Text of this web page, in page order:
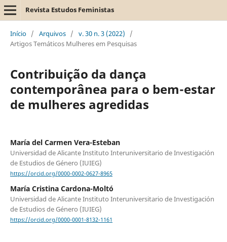
Revista Estudos Feministas
Início / Arquivos / v. 30 n. 3 (2022)
/
Artigos Temáticos Mulheres em Pesquisas
Contribuição da dança
contemporânea para o bem-estar
de mulheres agredidas
María del Carmen Vera-Esteban
Universidad de Alicante Instituto Interuniversitario de Investigación
de Estudios de Género (IUIEG)
https://orcid.org/0000-0002-0627-8965
María Cristina Cardona-Moltó
Universidad de Alicante Instituto Interuniversitario de Investigación
de Estudios de Género (IUIEG)
https://orcid.org/0000-0001-8132-1161